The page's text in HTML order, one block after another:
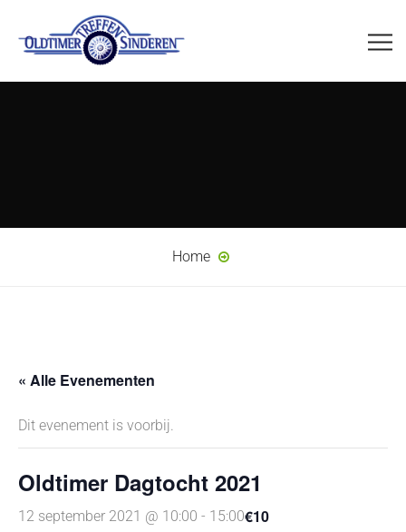
Home
« Alle Evenementen
Dit evenement is voorbij.
Oldtimer Dagtocht 2021
12 september 2021 @ 10:00 - 15:00€10